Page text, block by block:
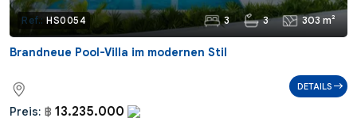
Ref.: HS0054 3 3 303 m²
Brandneue Pool-Villa im modernen Stil
Preis: ฿ 13.235.000
DETAILS